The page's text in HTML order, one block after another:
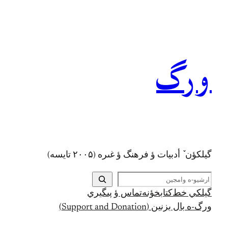
ورگ
گيلکؤن ٚ أدبیات ؤ فرهنگ ؤ غىره (۲۰۰۵ تايسه)
ج
س
ت
ج
گيلکي خط کتابخؤنهتماس ؤ پىگيري
ورگ-ه بال بزنين (Support and Donation)